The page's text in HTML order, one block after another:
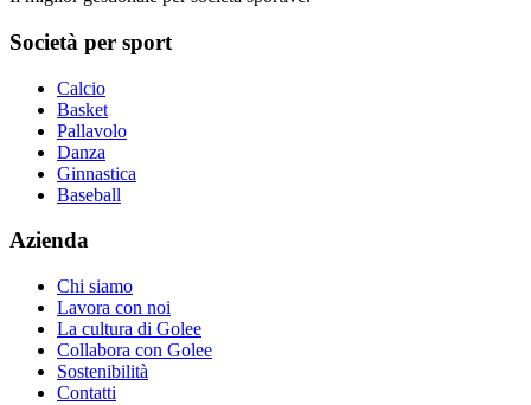
Società per sport
Calcio
Basket
Pallavolo
Danza
Ginnastica
Baseball
Azienda
Chi siamo
Lavora con noi
La cultura di Golee
Collabora con Golee
Sostenibilità
Contatti